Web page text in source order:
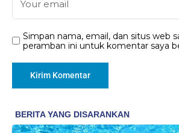
Simpan nama, email, dan situs web
peramban ini untuk komentar saya